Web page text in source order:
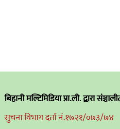
बिहानी मल्टिमिडिया प्रा.ली. द्वारा
सुचना विभाग दर्ता नं.१७२१/०७३/७४